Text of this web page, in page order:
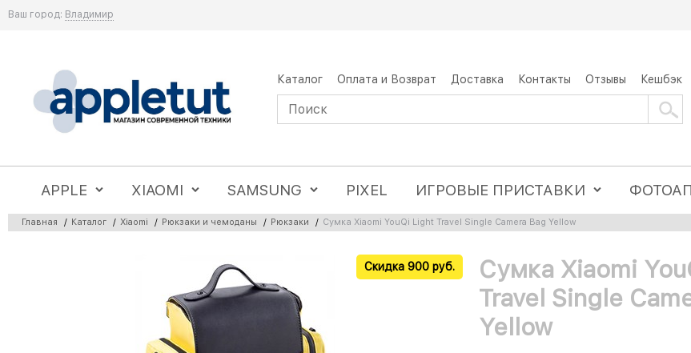
Ваш город: Владимир
Каталог Оплата и Возврат Доставка Контакты Отзывы Кешбэк
APPLE XIAOMI SAMSUNG PIXEL ИГРОВЫЕ ПРИСТАВКИ
Главная / Каталог / Xiaomi / Рюкзаки и чемоданы / Рюкзаки / Сумка Xiaomi YouQi Light Travel Single Camera Bag Yellow
Скидка 900 руб.
Сумка Xiaomi
Travel Single
Yellow